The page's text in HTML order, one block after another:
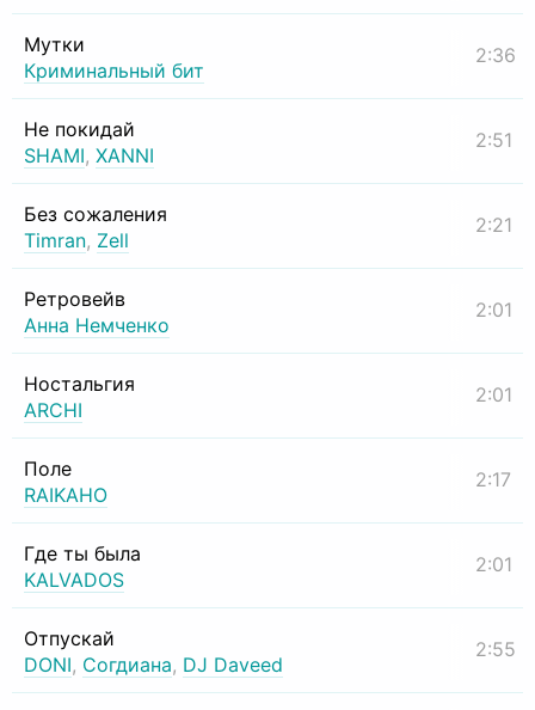
Мутки
Криминальный бит
2:36
Не покидай
SHAMI, XANNI
2:51
Без сожаления
Timran, Zell
2:21
Ретровейв
Анна Немченко
2:01
Ностальгия
ARCHI
2:01
Поле
RAIKAHO
2:17
Где ты была
KALVADOS
2:01
Отпускай
DONI, Согдиана, DJ Daveed
2:55